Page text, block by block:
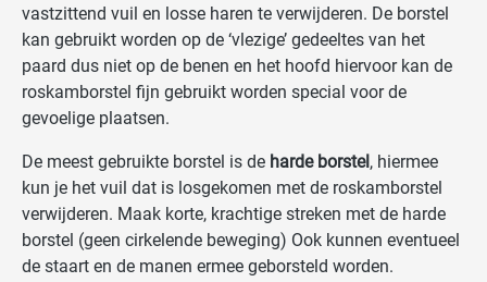
vastzittend vuil en losse haren te verwijderen. De borstel
kan gebruikt worden op de ‘vlezige’ gedeeltes van het
paard dus niet op de benen en het hoofd hiervoor kan de
roskamborstel fijn gebruikt worden special voor de
gevoelige plaatsen.
De meest gebruikte borstel is de harde borstel , hiermee
kun je het vuil dat is losgekomen met de roskamborstel
verwijderen. Maak korte, krachtige streken met de harde
borstel (geen cirkelende beweging) Ook kunnen eventueel
de staart en de manen ermee geborsteld worden.